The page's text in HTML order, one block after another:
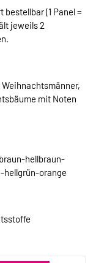
(1 Panel =
jeweils 2
mit Noten
hellbraun-
orange